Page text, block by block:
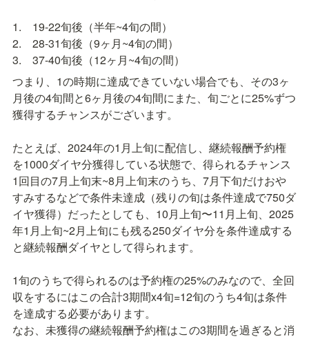
1.　19-22旬後（半年~4旬の間）
2.　28-31旬後（9ヶ月~4旬の間）
つまり、1の時期に達成できていない場合でも、その3ヶ
月後の4旬間と6ヶ月後の4旬間にまた、旬ごとに25%ずつ
獲得するチャンスがございます。
たとえば、2024年の1月上旬に配信し、継続報酬予約権
を1000ダイヤ分獲得している状態で、得られるチャンス
1回目の7月上旬末~8月上旬末のうち、7月下旬だけおや
すみするなどで条件未達成（残りの旬は条件達成で750ダ
イヤ獲得）だったとしても、10月上旬〜11月上旬、2025
年1月上旬~2月上旬にも残る250ダイヤ分を条件達成する
と継続報酬ダイヤとして得られます。
1旬のうちで得られるのは予約権の25%のみなので、全回
収をするにはこの合計3期間x4旬=12旬のうち4旬は条件
を達成する必要があります。
なお、未獲得の継続報酬予約権はこの3期間を過ぎると消